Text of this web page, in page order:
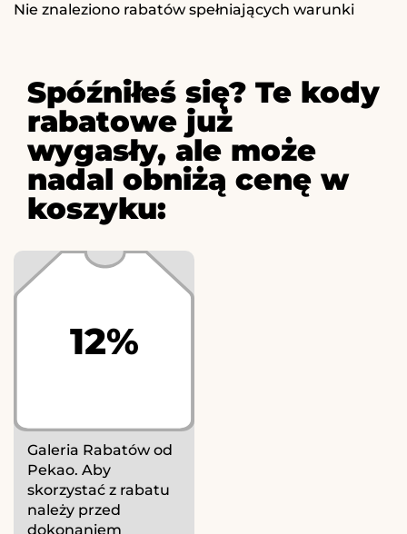
Nie znaleziono rabatów spełniających warunki
Spóźniłeś się? Te kody
rabatowe już
wygasły, ale może
nadal obniżą cenę w
koszyku:
12%
Galeria Rabatów od
Pekao. Aby
skorzystać z rabatu
należy przed
dokonaniem